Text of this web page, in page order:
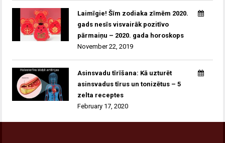
Laimīgie! Šīm zodiaka zīmēm 2020.
gads nesīs visvairāk pozitīvo
pārmaiņu – 2020. gada horoskops
November 22, 2019
Asinsvadu tīrīšana: Kā uzturēt
asinsvadus tīrus un tonizētus – 5
zelta receptes
February 17, 2020